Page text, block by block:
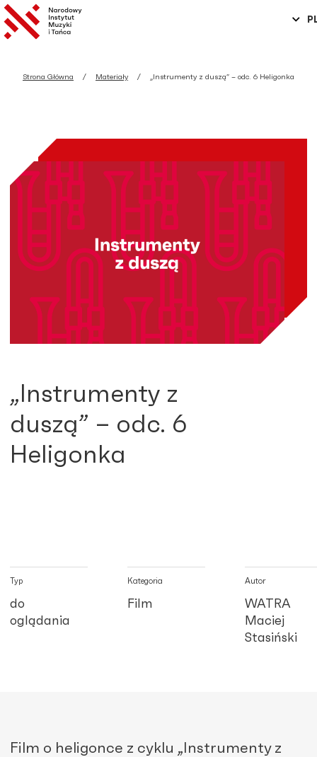
Strona Główna Materiały „Instrumenty z duszą” – odc. 6 Heligonka
„Instrumenty z
duszą” – odc. 6
Heligonka
Typ
do
oglądania
Kategoria
Film
Autor
WATRA
Maciej
Stasiński
Film o heligonce z cyklu „Instrumenty z